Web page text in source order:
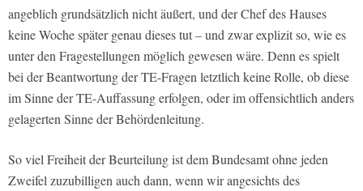
angeblich grundsätzlich nicht äußert, und der Chef des Hauses
keine Woche später genau dieses tut – und zwar explizit so, wie es
unter den Fragestellungen möglich gewesen wäre. Denn es spielt
bei der Beantwortung der TE-Fragen letztlich keine Rolle, ob diese
im Sinne der TE-Auffassung erfolgen, oder im offensichtlich anders
gelagerten Sinne der Behördenleitung.
So viel Freiheit der Beurteilung ist dem Bundesamt ohne jeden
Zweifel zuzubilligen auch dann, wenn wir angesichts des